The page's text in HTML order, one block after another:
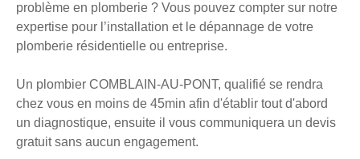
problème en plomberie ? Vous pouvez compter sur notre
expertise pour l’installation et le dépannage de votre
plomberie résidentielle ou entreprise.
Un plombier COMBLAIN-AU-PONT, qualifié se rendra
chez vous en moins de 45min afin d'établir tout d'abord
un diagnostique, ensuite il vous communiquera un devis
gratuit sans aucun engagement.